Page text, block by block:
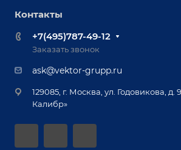
Выставки и мероприятия
Вопрос ответ
Реквизиты
Документы
Оборудование для приварки крепежа
Приварной крепеж
Специализированные решения для
Позиционеры и вращатели
Обучение
Лизинг
Гарантия
автоматизации
Контакты
+7(495)787-49-12
Заказать звонок
ask@vektor-grupp.ru
129085, г. Москва, ул. Годовикова, д.
Калибр»